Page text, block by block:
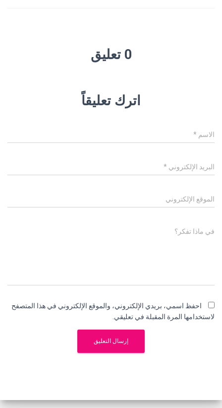
0 تعليق
اترك تعليقاً
الاسم *
البريد الإلكتروني *
الموقع الإلكتروني
في ماذا تفكر؟
احفظ اسمي، بريدي الإلكتروني، والموقع الإلكتروني في هذا المتصفح
لاستخدامها المرة المقبلة في تعليقي.